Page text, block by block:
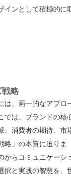
インとして積極的に
略
は、画一的なアプロ
では、ブランドの核
、消費者の期待、市
略」の本質に迫りま
からコミュニケーシ
択と実践の智慧を、